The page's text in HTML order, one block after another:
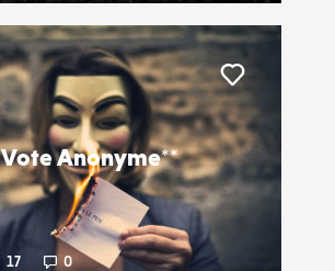
Vote Anonyme**
17 0